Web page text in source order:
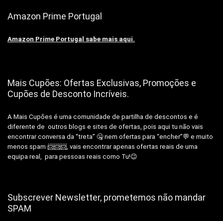
Amazon Prime Portugal
Amazon Prime Portugal sabe mais aqui.
Mais Cupões: Ofertas Exclusivas, Promoções e
Cupões de Desconto Incríveis.
A Mais Cupões é uma comunidade de partilha de descontos e é
diferente de outros blogs e sites de ofertas, pois aqui tu não vais
encontrar conversa da “treta” 🤐 nem ofertas para “encher”💬 e muito
menos spam 📨📨📨, vais encontrar apenas ofertas reais de uma
equipa real, para pessoas reais como Tu!😉
Subscrever Newsletter, prometemos não mandar
SPAM